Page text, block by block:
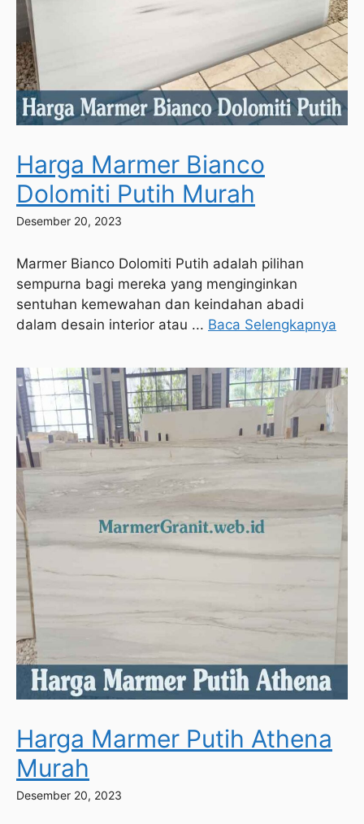
Harga Marmer Bianco
Dolomiti Putih Murah
Desember 20, 2023
Marmer Bianco Dolomiti Putih adalah pilihan
sempurna bagi mereka yang menginginkan
sentuhan kemewahan dan keindahan abadi
dalam desain interior atau ... Baca Selengkapnya
Harga Marmer Putih Athena
Murah
Desember 20, 2023